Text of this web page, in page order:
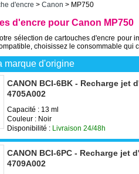
d'encre > Canon > MP750
d'encre pour Canon MP750
sélection de cartouches d'encre pour
choisissez le consommable qui
marque d'origine
CANON BCI-6BK - Recharge jet
4705A002
Capacité : 13 ml
Couleur : Noir
Disponibilité : Livraison 24/48h
CANON BCI-6PC - Recharge jet
4709A002